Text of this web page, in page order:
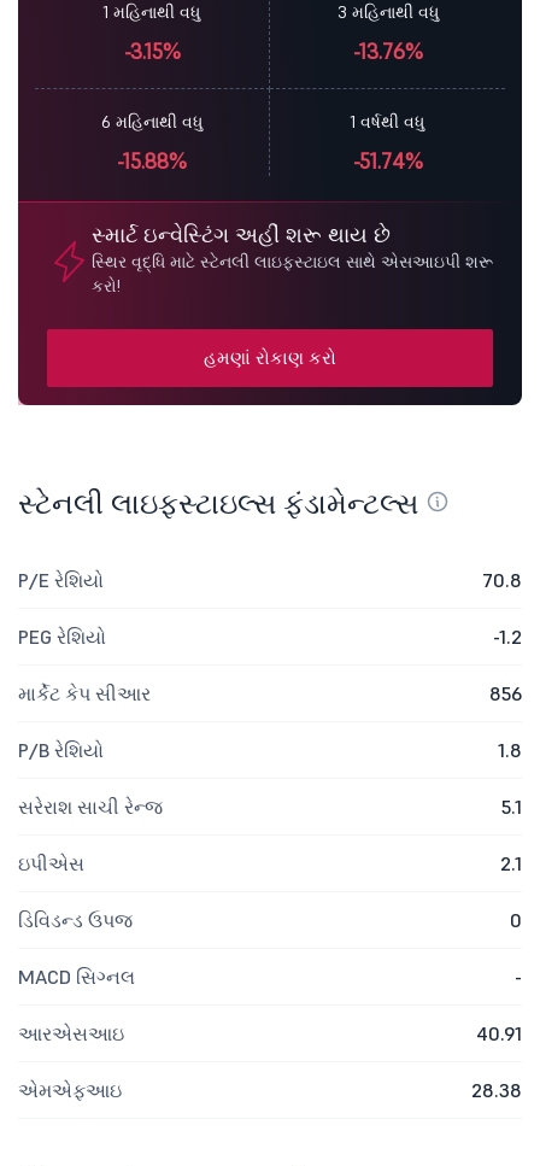
1 મહિનાથી વધુ
-3.15%
3 મહિનાથી વધુ
-13.76%
6 મહિનાથી વધુ
-15.88%
1 વર્ષથી વધુ
-51.74%
સ્માર્ટ ઇન્વેસ્ટિંગ અહીં શરૂ થાય છે
સ્થિર વૃદ્ધિ માટે સ્ટેનલી લાઇફસ્ટાઇલ સાથે એસઆઇપી શરૂ
કરો!
હમણાં રોકાણ કરો
સ્ટેનલી લાઇફસ્ટાઇલ્સ ફંડામેન્ટલ્સ
P/E રેશિયો 70.8
PEG રેશિયો -1.2
માર્કેટ કેપ સીઆર 856
P/B રેશિયો 1.8
સરેરાશ સાચી રેન્જ 5.1
ઇપીએસ 2.1
ડિવિડન્ડ ઉપજ 0
MACD સિગ્નલ -
આરએસઆઇ 40.91
એમએફઆઇ 28.38